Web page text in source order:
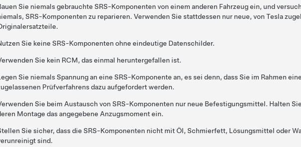
Sie niemals gebrauchte SRS-Komponenten von einem anderen Fahrzeug ein, und
SRS-Komponenten zu reparieren. Verwenden Sie stattdessen nur neue, von Tesla
Sie keine SRS-Komponenten ohne eindeutige Datenschilder.
Sie kein RCM, das einmal heruntergefallen ist.
Sie niemals Spannung an eine SRS-Komponente an, es sei denn, dass Sie im Rahmen
Prüfverfahrens dazu aufgefordert werden.
Sie beim Austausch von SRS-Komponenten nur neue Befestigungsmittel. Halten
Montage das angegebene Anzugsmoment ein.
Sie sicher, dass die SRS-Komponenten nicht mit Öl, Schmierfett, Lösungsmittel oder
sind.